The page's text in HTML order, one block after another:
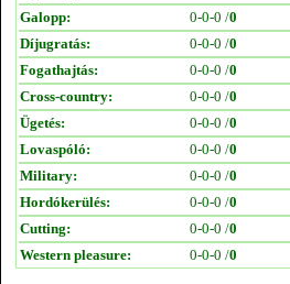
Galopp:
0-0-0 /0
Díjugratás:
0-0-0 /0
Fogathajtás:
0-0-0 /0
Cross-country:
0-0-0 /0
Ügetés:
0-0-0 /0
Lovaspóló:
0-0-0 /0
Military:
0-0-0 /0
Hordókerülés:
0-0-0 /0
Cutting:
0-0-0 /0
Western pleasure:
0-0-0 /0